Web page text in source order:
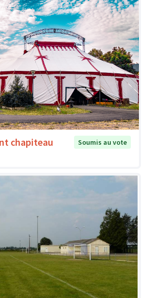
chapiteau
Soumis au vote